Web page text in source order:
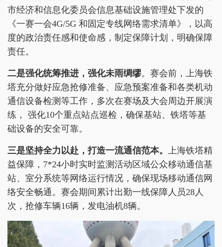
市经济和信息化委员会信息基础设施管理处下发的
《一赛一会4G/5G 和固定专线网络需求清单》，以高
度的政治责任感和使命感，制定保障计划，明确保障
责任。
二是强化统筹推进，强化未雨绸缪。赛会前，上海铁
塔充分做好应急抢修准备、应急预案准备和各类机动
通信设备检测等工作，多次在赛场及大会周边开展演
练， 强化10个重点站点巡检，确保基站、铁塔等基
础设备的安全可靠。
三是坚持全力以赴，打造一流通信范本。 上海铁塔精
益保障，7*24小时实时监测活动区域公众移动通信基
站、室分系统等网络运行情况，确保现场移动通信网
络安全畅通。赛会期间累计出勤一线保障人员28人
次，抢修车辆16辆，发电油机8辆。